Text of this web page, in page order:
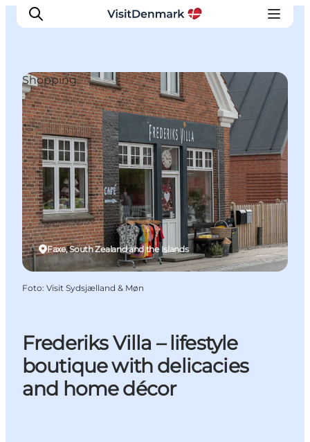
Ispirazioni
Dove andare
Cosa fare
Dove dormire
Pianifica il viaggio
Frederiks Villa – lifestyle
boutique with delicacies
and home décor
Faxe, South Zealand and the Islands
Shopping
Foto: Visit Sydsjælland & Møn